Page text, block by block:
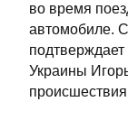
во время
автомобиле.
Украины